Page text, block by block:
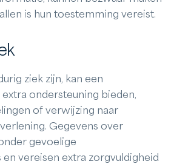
is hun toestemming vereist.
ziek zijn, kan een
ondersteuning bieden,
of verwijzing naar
Gegevens over
gevoelige
vereisen extra zorgvuldigheid